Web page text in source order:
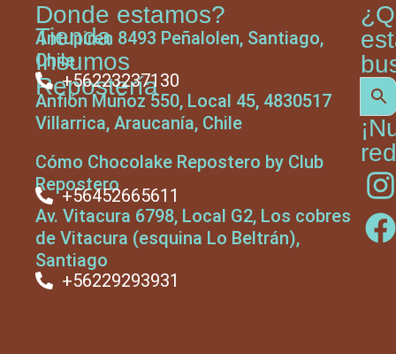
Tienda
Insumos
Repostería
Donde estamos?
Antupiren 8493 Peñalolen, Santiago,
Chile
+56223237130
Anfión Muñoz 550, Local 45, 4830517
Villarrica, Araucanía, Chile
Cómo Chocolake Repostero by Club
Repostero
+56452665611
Av. Vitacura 6798, Local G2, Los cobres
de Vitacura (esquina Lo Beltrán),
Santiago
+56229293931